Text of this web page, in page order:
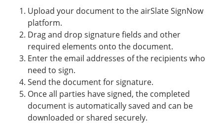
Upload your document to the airSlate SignNow
platform.
Drag and drop signature fields and other
required elements onto the document.
Enter the email addresses of the recipients who
need to sign.
Send the document for signature.
Once all parties have signed, the completed
document is automatically saved and can be
downloaded or shared securely.